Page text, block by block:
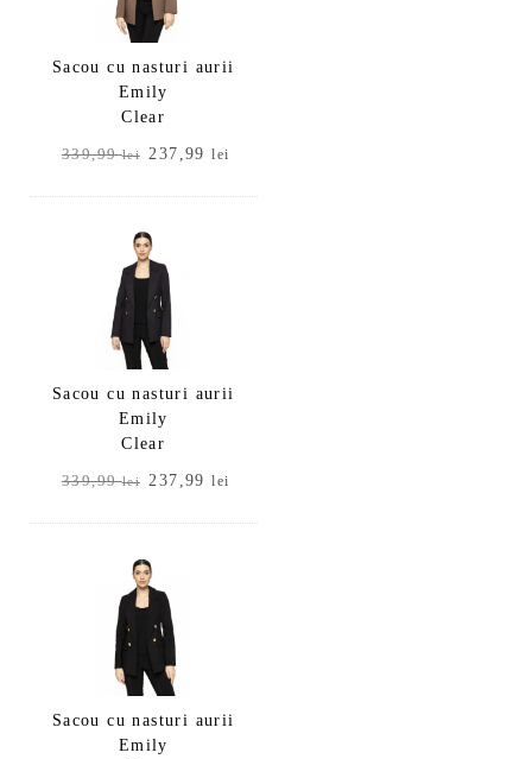
Sacou cu nasturi aurii
Emily
Clear
339,99lei
Prețul
a
339,99 lei.
237,99lei
este:
Sacou cu nasturi aurii
Emily
Clear
339,99lei
Prețul
a
339,99 lei.
237,99lei
este:
Sacou cu nasturi aurii
Emily